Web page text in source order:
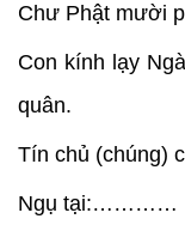
Chư Phật mười
Con kính lạy
quân.
Tín chủ
Ngụ tại:…………